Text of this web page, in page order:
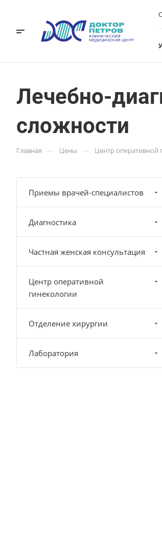
Лечебно-
сложности
Главная — Цены — Центр оперативной
Приемы врачей-специалистов
Диагностика
Частная женская консультация
Центр оперативной
гинекологии
Отделение хирургии
Лаборатория